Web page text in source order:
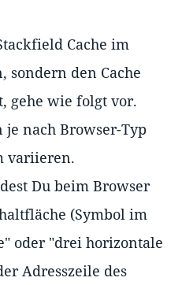
Cache im
sondern den Cache
gehe wie folgt vor.
je nach Browser-Typ
variieren.
Du beim Browser
(Symbol im
oder "drei horizontale
Adresszeile des